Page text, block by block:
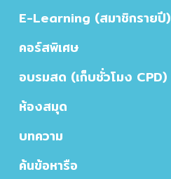
E-Learning (สมาชิกรายปี)
คอร์สพิเศษ
อบรมสด (เก็บชั่วโมง CPD)
ห้องสมุด
บทความ
ค้นข้อหารือ